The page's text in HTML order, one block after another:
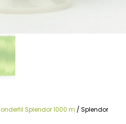
Splendor 1000 m / Splendor